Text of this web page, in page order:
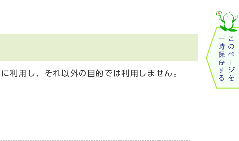
利用し、それ以外の目的では利用しません。